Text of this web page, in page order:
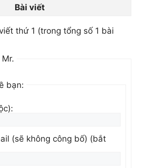
Bài viết
thứ 1 (trong tổng số 1 bài
bạn:
(sẽ không công bố) (bắt